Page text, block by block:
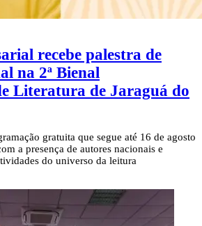
recebe palestra de
na 2ª Bienal
Literatura de Jaraguá do
gratuita que segue até 16 de agosto
a presença de autores nacionais e
do universo da leitura